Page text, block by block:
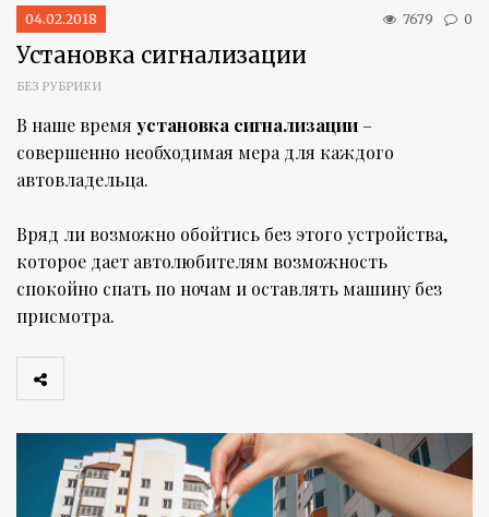
04.02.2018 7679 0
Установка сигнализации
БЕЗ РУБРИКИ
В наше время установка сигнализации –
совершенно необходимая мера для каждого
автовладельца.
Вряд ли возможно обойтись без этого устройства,
которое дает автолюбителям возможность
спокойно спать по ночам и оставлять машину без
присмотра.